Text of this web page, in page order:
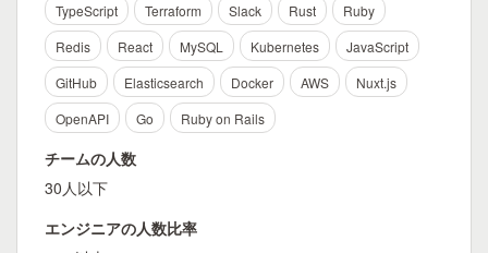
TypeScript Terraform Slack Rust
Ruby
Redis
React MySQL Kubernetes
JavaScript
GitHub
Elasticsearch Docker AWS
Nuxt.js
OpenAPI
Go Ruby on Rails
チームの人数
30人以下
エンジニアの人数比率